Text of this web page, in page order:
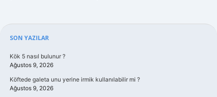
Sidebar
SON YAZILAR
Kök 5 nasıl bulunur ?
Ağustos 9, 2026
Köftede galeta unu yerine irmik kullanılabilir mi ?
Ağustos 9, 2026